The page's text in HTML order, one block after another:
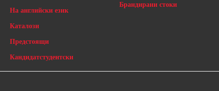
На английски език
Каталози
Предстоящи
Кандидатстудентски
Брандирани стоки